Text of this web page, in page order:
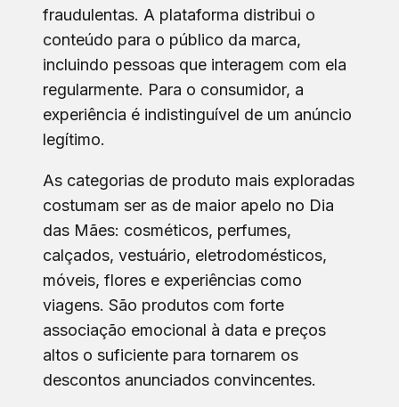
fraudulentas. A plataforma distribui o
conteúdo para o público da marca,
incluindo pessoas que interagem com ela
regularmente. Para o consumidor, a
experiência é indistinguível de um anúncio
legítimo.
As categorias de produto mais exploradas
costumam ser as de maior apelo no Dia
das Mães: cosméticos, perfumes,
calçados, vestuário, eletrodomésticos,
móveis, flores e experiências como
viagens. São produtos com forte
associação emocional à data e preços
altos o suficiente para tornarem os
descontos anunciados convincentes.